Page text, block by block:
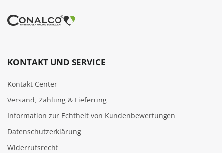
KONTAKT UND SERVICE
Kontakt Center
Versand, Zahlung & Lieferung
Information zur Echtheit von Kundenbewertungen
Datenschutzerklärung
Widerrufsrecht